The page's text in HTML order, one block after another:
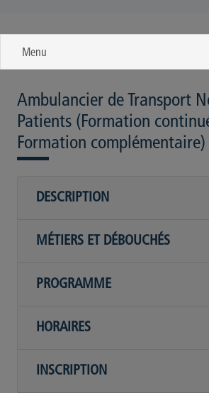
Menu
Ambulancier de Transport
Patients (Formation
Formation complémentaire)
DESCRIPTION
MÉTIERS ET DÉBOUCHÉS
PROGRAMME
HORAIRES
INSCRIPTION